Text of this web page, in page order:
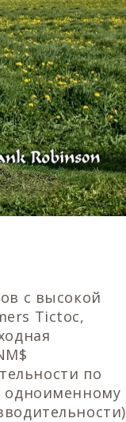
с высокой
Tictoc,
по
одноименному